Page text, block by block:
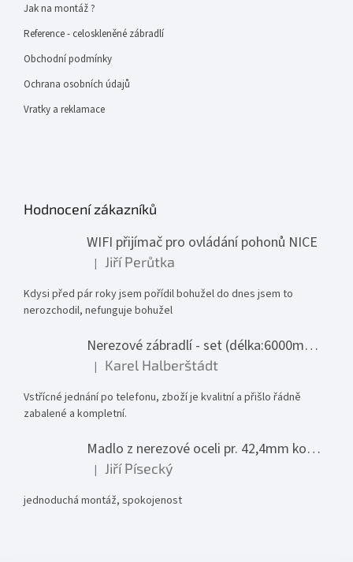
Jak na montáž ?
Reference - celoskleněné zábradlí
Obchodní podmínky
Ochrana osobních údajů
Vratky a reklamace
Hodnocení zákazníků
WIFI přijímač pro ovládání pohonů NICE
Hodnocení produktu je 1 z 5 hvězdiček.
| Jiří Perůtka
Kdysi před pár roky jsem pořídil bohužel do dnes jsem to
nerozchodil, nefunguje bohužel
Nerezové zábradlí - set (délka:6000mm x výška:1000mm)
Hodnocení produktu je 5 z 5 hvězdiček.
| Karel Halberštádt
Vstřícné jednání po telefonu, zboží je kvalitní a přišlo řádně
zabalené a kompletní.
Madlo z nerezové oceli pr. 42,4mm komplet - model 0116 - 3000mm
Hodnocení produktu je 5 z 5 hvězdiček.
| Jiří Písecký
jednoduchá montáž, spokojenost